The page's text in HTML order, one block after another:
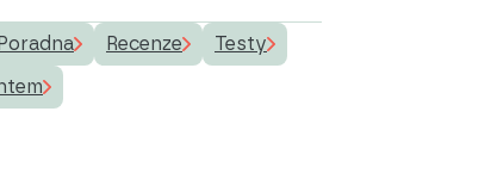
Recenze
Testy